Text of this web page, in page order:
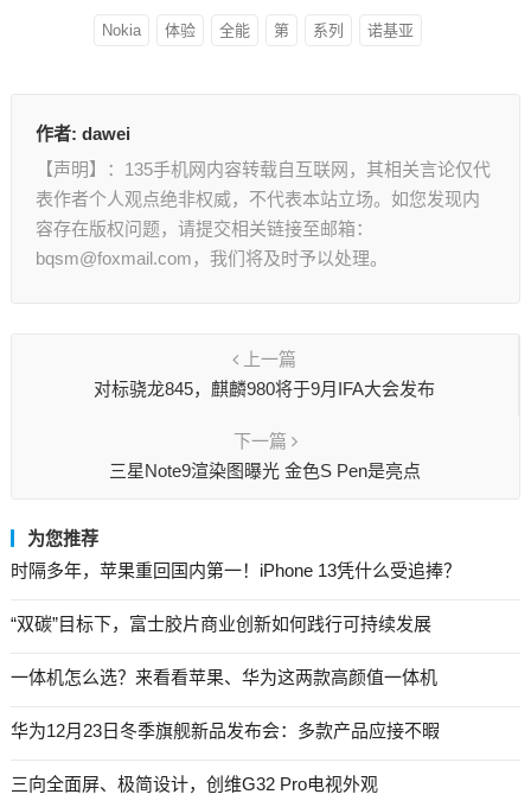
Nokia 体验 全能 第 系列 诺基亚
作者: dawei
【声明】：135手机网内容转载自互联网，其相关言论仅代
表作者个人观点绝非权威，不代表本站立场。如您发现内
容存在版权问题，请提交相关链接至邮箱：
bqsm@foxmail.com，我们将及时予以处理。
上一篇
对标骁龙845，麒麟980将于9月IFA大会发布
下一篇
三星Note9渲染图曝光 金色S Pen是亮点
为您推荐
时隔多年，苹果重回国内第一！iPhone 13凭什么受追捧？
“双碳”目标下，富士胶片商业创新如何践行可持续发展
一体机怎么选？来看看苹果、华为这两款高颜值一体机
华为12月23日冬季旗舰新品发布会：多款产品应接不暇
三向全面屏、极简设计，创维G32 Pro电视外观